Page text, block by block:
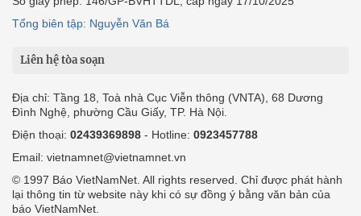
Tổng biên tập: Nguyễn Văn Bá
Liên hệ tòa soạn
Địa chỉ: Tầng 18, Toà nhà Cục Viễn thông (VNTA), 68 Dương
Đình Nghệ, phường Cầu Giấy, TP. Hà Nội.
Điện thoại: 02439369898 - Hotline: 0923457788
Email: vietnamnet@vietnamnet.vn
© 1997 Báo VietNamNet. All rights reserved. Chỉ được phát hành
lại thông tin từ website này khi có sự đồng ý bằng văn bản của
báo VietNamNet.